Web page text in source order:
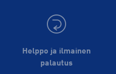
Helppo ja ilmainen
palautus